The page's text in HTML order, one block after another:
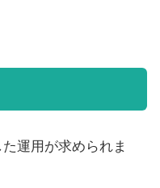
運用が求められま